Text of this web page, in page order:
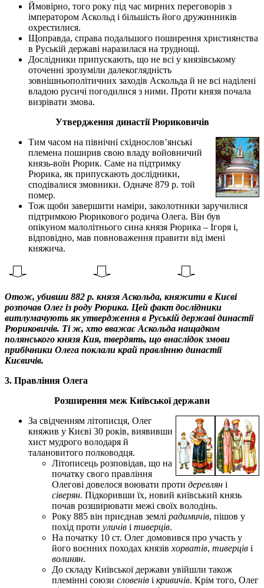
Ймовірно, того року під час мирних переговорів з
імператором Аскольд і більшість його дружинників
охрестилися.
Щоправда, справа подальшого поширення християнства
в Руській державі наразилася на труднощі.
Дослідники припускають, що не всі у князівському
оточенні зрозуміли далекоглядність
зовнішньополітичних заходів Аскольда й не всі наділені
владою русичі погодилися з ними. Проти князя почала
визрівати змова.
Утвердження династії Рюриковичів
Тим часом на північні східнослов’янські
племена поширив свою владу войовничий
князь-воїн Рюрик. Саме на підтримку
Рюрика, як припускають дослідники,
сподівалися змовники. Одначе 879 р. той
помер.
Тож щоби завершити наміри, заколотники заручилися
підтримкою Рюрикового родича Олега. Він був
опікуном малолітнього сина князя Рюрика – Ігоря і,
відповідно, мав повноваження правити від імені
княжича.
Отож, убивши 882 р. князя Аскольда, княжити в Києві
розпочав Олег із роду Рюрика. Цей факт дослідники
витлумачують як утвердження в Руській державі династії
Рюриковичів. Ті ж, хто вважає Аскольда нащадком
полянського князя Кия, твердять, що внаслідок змови
прибічники Олега поклали край правлінню династії
Києвичів.
3. Правління Олега
Розширення меж Київської держави
За свідченням літописця, Олег
княжив у Києві 30 років, виявивши
хист мудрого володаря й
талановитого полководця.
Літописець розповідав, що на
початку свого правління
Олегові довелося воювати проти деревлян і
сіверян. Підкоривши їх, новий київський князь
почав розширювати межі своїх володінь.
Року 885 він приєднав землі радимичів, пішов у
похід проти уличів і тиверців.
На початку 10 ст. Олег домовився про участь у
його воєнних походах князів хорватів, тиверців і
волинян.
До складу Київської держави увійшли також
племінні союзи словенів і кривичів. Крім того, Олег